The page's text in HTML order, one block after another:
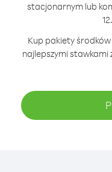
stacjonarnym lub
Kup pakiety
najlepszymi stawkami